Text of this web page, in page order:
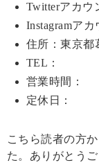
Twitterアカウ
Instagramアカ
住所：東京都
TEL：
営業時間：
定休日：
こちら読者の方
た。ありがとうご